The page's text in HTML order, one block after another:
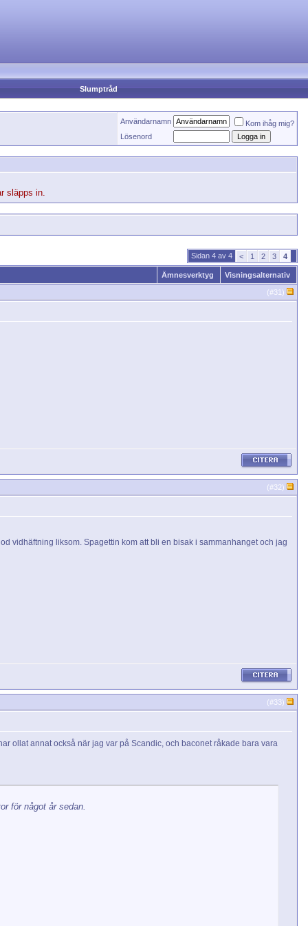
Slumptråd
Användarnamn
Kom ihåg mig?
Lösenord
släpps in.
Sidan 4 av 4 < 1 2 3 4
Ämnesverktyg Visningsalternativ
(#31)
(#32)
vidhäftning liksom. Spagettin kom att bli en bisak i sammanhanget och jag
(#33)
ollat annat också när jag var på Scandic, och baconet råkade bara vara
för något år sedan.